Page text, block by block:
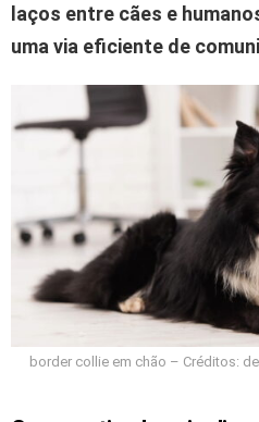
laços entre cães e
uma via eficiente de
border collie em chão – Créditos: